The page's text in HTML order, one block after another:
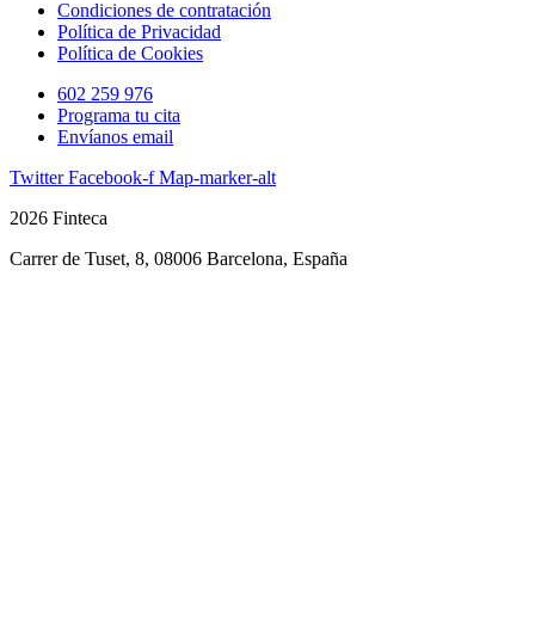
Condiciones de contratación
Política de Privacidad
Política de Cookies
602 259 976
Programa tu cita
Envíanos email
Twitter Facebook-f Map-marker-alt
2026 Finteca
Carrer de Tuset, 8, 08006 Barcelona, España